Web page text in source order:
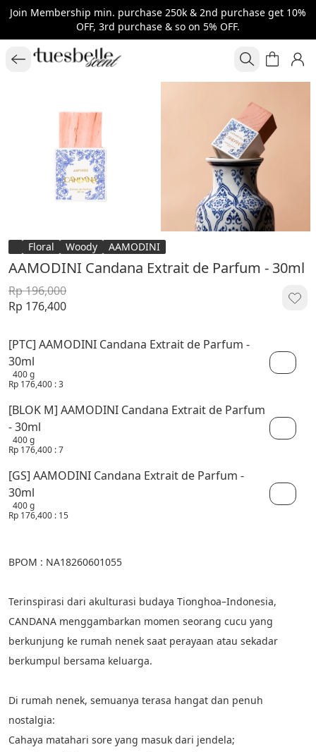
Join Membership min. purchase 250k & 2nd purchase get 10%
OFF, 3rd purchase & so on 5% OFF.
Floral Woody AAMODINI
AAMODINI Candana Extrait de Parfum - 30ml
Rp 196,000
Rp 176,400
[PTC] AAMODINI Candana Extrait de Parfum -
30ml
400 g
Rp 176,400 : 3
[BLOK M] AAMODINI Candana Extrait de Parfum
- 30ml
400 g
Rp 176,400 : 7
[GS] AAMODINI Candana Extrait de Parfum -
30ml
400 g
Rp 176,400 : 15
BPOM : NA18260601055
Terinspirasi dari akulturasi budaya Tionghoa–Indonesia,
CANDANA menggambarkan momen seorang cucu yang
berkunjung ke rumah nenek saat perayaan atau sekadar
berkumpul bersama keluarga.
Di rumah nenek, semuanya terasa hangat dan penuh
nostalgia:
Cahaya matahari sore yang masuk dari jendela;